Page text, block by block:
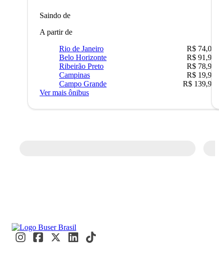
Saindo de
A partir de
Rio de Janeiro
R$ 74,00
Belo Horizonte
R$ 91,90
Ribeirão Preto
R$ 78,90
Campinas
R$ 19,90
Campo Grande
R$ 139,90
Ver mais ônibus